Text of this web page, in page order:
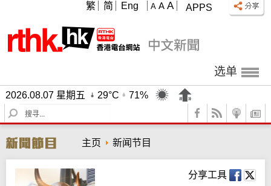
APPS
A A A
繁 简 Eng
选单
2026.08.07 星期五 29°C
71%
S
e
r
c
h
主页 新闻节目
分享工具